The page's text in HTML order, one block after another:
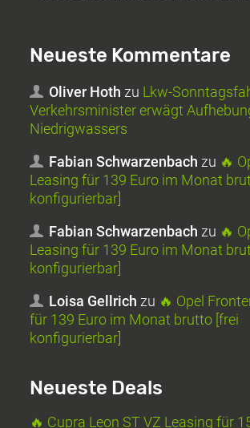
Neueste Kommentare
Oliver Hoth zu Lkw-
Verkehrsminister erwägt
Niedrigwassers
Fabian Schwarzenbach zu 🔥
Leasing für 139 Euro im Monat
konfigurierbar]
Fabian Schwarzenbach zu 🔥
Leasing für 139 Euro im Monat
konfigurierbar]
Loisa Gellrich zu 🔥 Opel
für 139 Euro im Monat brutto [frei
konfigurierbar]
Neueste Deals
🔥 Cupra Leon ST VZ Leasing für